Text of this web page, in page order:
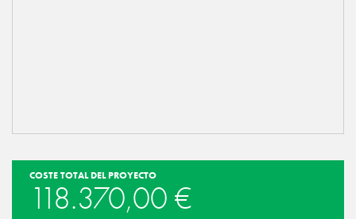
COSTE TOTAL DEL PROYECTO
118.370,00 €